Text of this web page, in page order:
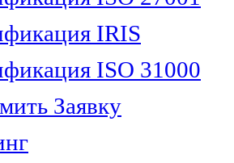
IRIS
ISO 31000
Заявку